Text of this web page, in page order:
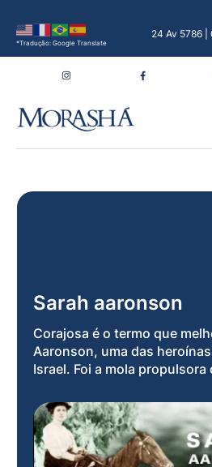
*Tradução: Google Translate
24 Av 5786 |
Sarah aaronson
Corajosa é o termo que
Aaronson, uma das
Israel. Foi a mola propulsora